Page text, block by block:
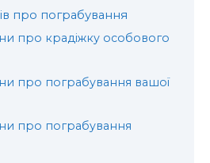
про пограбування
про крадіжку особового
про пограбування вашої
про пограбування